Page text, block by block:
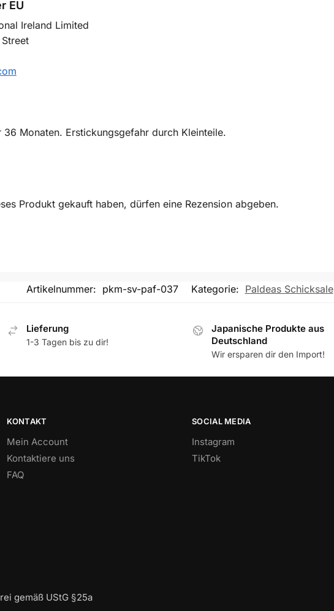
EU
Ireland Limited
Monaten. Erstickungsgefahr durch Kleinteile.
Produkt gekauft haben, dürfen eine Rezension abgeben.
Artikelnummer: pkm-sv-paf-037 Kategorie: Paldeas Schicksale
Lieferung
1-3 Tagen bis zu dir!
Japanische Produkte aus
Deutschland
Wir ersparen dir den Import!
KONTAKT
Mein Account
Kontaktiere uns
FAQ
SOCIAL MEDIA
Instagram
TikTok
gemäß UStG §25a